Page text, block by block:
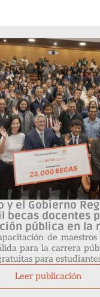
y el Gobierno
becas docentes
pública en la
de maestros
para la carrera
para
Leer publicación